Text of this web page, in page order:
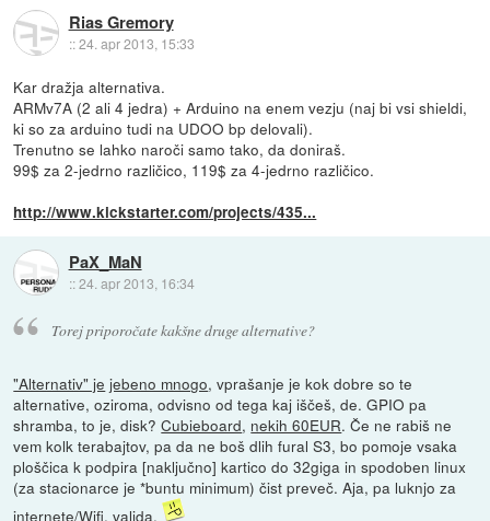
Rias Gremory
::24. apr 2013, 15:33
Kar dražja alternativa.
ARMv7A (2 ali 4 jedra) + Arduino na enem vezju (naj bi vsi shieldi,
ki so za arduino tudi na UDOO bp delovali).
Trenutno se lahko naroči samo tako, da doniraš.
99$ za 2-jedrno različico, 119$ za 4-jedrno različico.
http://www.kickstarter.com/projects/435...
PaX_MaN
::24. apr 2013, 16:34
Torej priporočate kakšne druge alternative?
"Alternativ" je jebeno mnogo, vprašanje je kok dobre so te
alternative, oziroma, odvisno od tega kaj iščeš, de. GPIO pa
shramba, to je, disk?Cubieboard, nekih 60EUR. Če ne rabiš ne
vem kolk terabajtov, pa da ne boš dlih fural S3, bo pomoje vsaka
ploščica k podpira [naključno] kartico do 32giga in spodoben linux
(za stacionarce je *buntu minimum) čist preveč. Aja, pa luknjo za
internete/Wifi, valjda.